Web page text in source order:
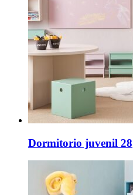
Dormitorio juvenil 28